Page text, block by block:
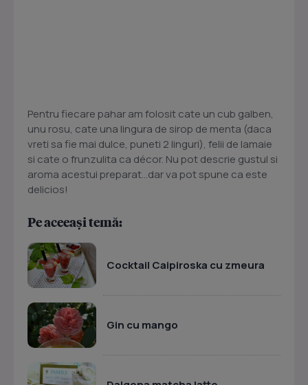
Pentru fiecare pahar am folosit cate un cub galben,
unu rosu, cate una lingura de sirop de menta (daca
vreti sa fie mai dulce, puneti 2 linguri), felii de lamaie
si cate o frunzulita ca décor. Nu pot descrie gustul si
aroma acestui preparat…dar va pot spune ca este
delicios!
Pe aceeași temă:
Cocktail Caipiroska cu zmeura
Gin cu mango